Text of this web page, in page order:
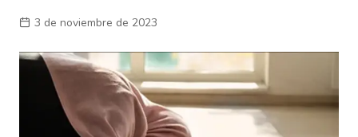
3 de noviembre de 2023